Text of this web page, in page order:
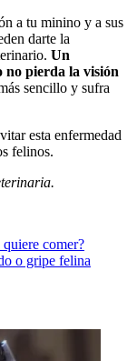
a tu minino y a sus
darte la
Un
no pierda la visión
sencillo y sufra
esta enfermedad
felinos.
comer?
o gripe felina